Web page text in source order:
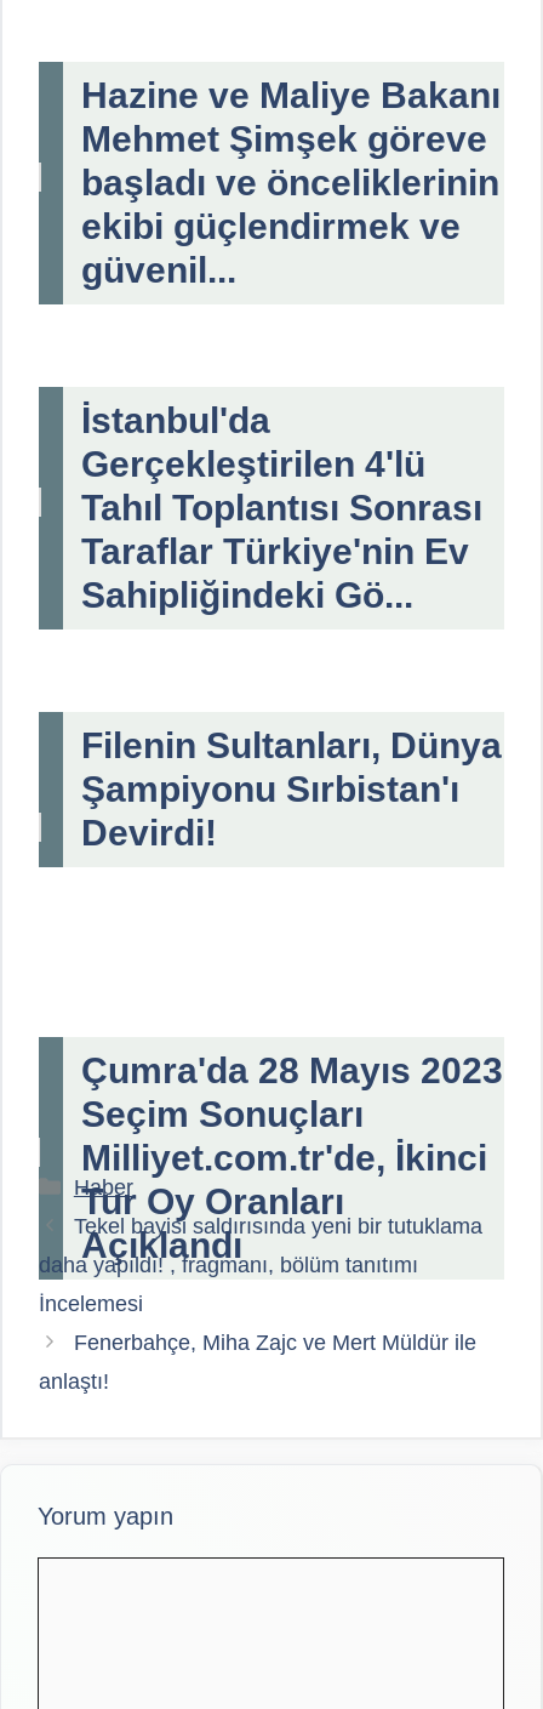
Hazine ve Maliye Bakanı
Mehmet Şimşek göreve
başladı ve önceliklerinin
ekibi güçlendirmek ve
güvenil...
İstanbul'da
Gerçekleştirilen 4'lü
Tahıl Toplantısı Sonrası
Taraflar Türkiye'nin Ev
Sahipliğindeki Gö...
Filenin Sultanları, Dünya
Şampiyonu Sırbistan'ı
Devirdi!
Çumra'da 28 Mayıs 2023
Seçim Sonuçları
Milliyet.com.tr'de, İkinci
Tur Oy Oranları
Açıklandı
Kategoriler
Haber
Tekel bayisi saldırısında yeni bir tutuklama
daha yapıldı! , fragmanı, bölüm tanıtımı
İncelemesi
Fenerbahçe, Miha Zajc ve Mert Müldür ile
anlaştı!
Yorum yapın